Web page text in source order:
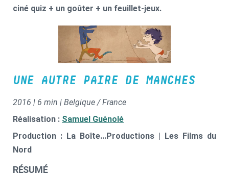
ciné quiz + un goûter + un feuillet-jeux.
UNE AUTRE PAIRE DE MANCHES
2016 | 6 min | Belgique / France
Réalisation : Samuel Guénolé
Production : La Boîte...Productions | Les Films du
Nord
RÉSUMÉ